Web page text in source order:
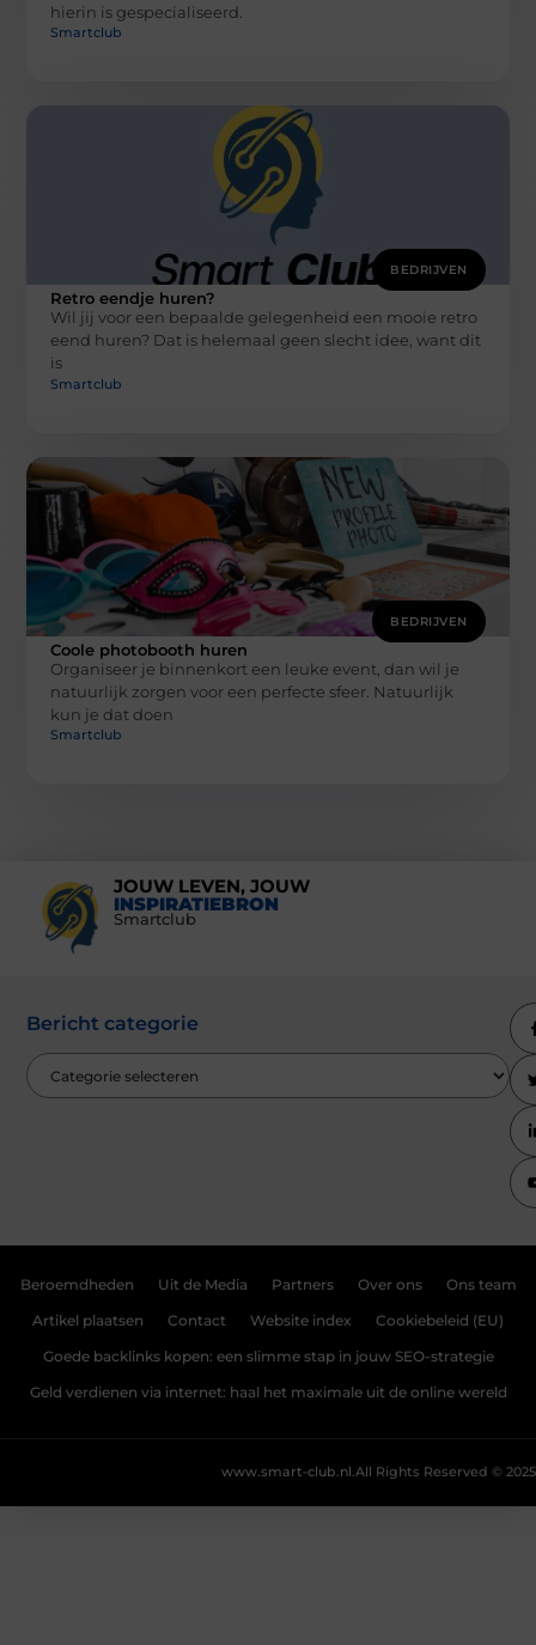
hierin is gespecialiseerd.
Smartclub
BEDRIJVEN
Retro eendje huren?
Wil jij voor een bepaalde gelegenheid een mooie retro
eend huren? Dat is helemaal geen slecht idee, want dit
is
Smartclub
BEDRIJVEN
Coole photobooth huren
Organiseer je binnenkort een leuke event, dan wil je
natuurlijk zorgen voor een perfecte sfeer. Natuurlijk
kun je dat doen
Smartclub
JOUW LEVEN, JOUW
INSPIRATIEBRON
Smartclub
Bericht categorie
Beroemdheden Uit de Media Partners Over ons Ons team
Artikel plaatsen Contact Website index Cookiebeleid (EU)
Goede backlinks kopen: een slimme stap in jouw SEO-strategie
Geld verdienen via internet: haal het maximale uit de online wereld
All Rights Reserved © 2025
www.smart-club.nl.